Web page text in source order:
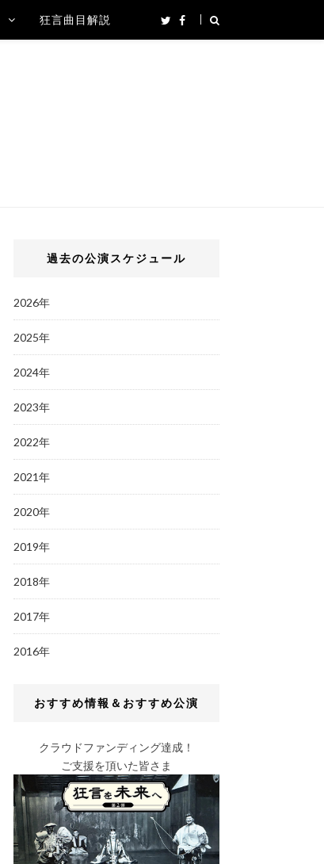
狂言曲目解説
過去の公演スケジュール
2026年
2025年
2024年
2023年
2022年
2021年
2020年
2019年
2018年
2017年
2016年
おすすめ情報＆おすすめ公演
クラウドファンディング達成！
ご支援を頂いた皆さま